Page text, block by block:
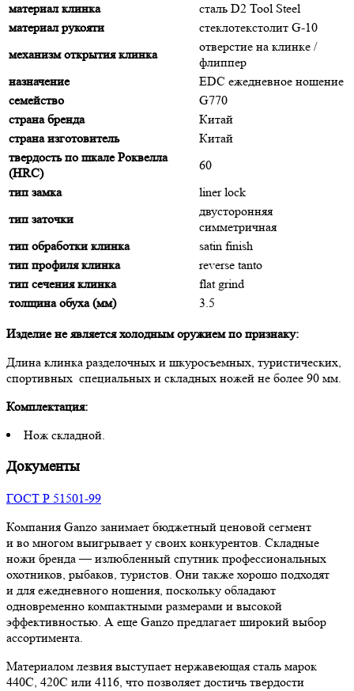
материал клинка
сталь D2 Tool Steel
материал рукояти
стеклотекстолит G-10
механизм открытия клинка
отверстие на клинке /
флиппер
назначение
EDC ежедневное ношение
семейство
G770
страна бренда
Китай
страна изготовитель
Китай
твердость по шкале Роквелла
(HRC)
60
тип замка
liner lock
тип заточки
двусторонняя
симметричная
тип обработки клинка
satin finish
тип профиля клинка
reverse tanto
тип сечения клинка
flat grind
толщина обуха (мм)
3.5
Изделие не является холодным оружием по признаку:
Длина клинка разделочных и шкуросъемных, туристических,
спортивных специальных и складных ножей не более 90 мм.
Комплектация:
Нож складной.
Документы
ГОСТ Р 51501-99
Компания Ganzo занимает бюджетный ценовой сегмент
и во многом выигрывает у своих конкурентов. Складные
ножи бренда — излюбленный спутник профессиональных
охотников, рыбаков, туристов. Они также хорошо подходят
и для ежедневного ношения, поскольку обладают
одновременно компактными размерами и высокой
эффективностью. А еще Ganzo предлагает широкий выбор
ассортимента.
Материалом лезвия выступает нержавеющая сталь марок
440С, 420С или 4116, что позволяет достичь твердости